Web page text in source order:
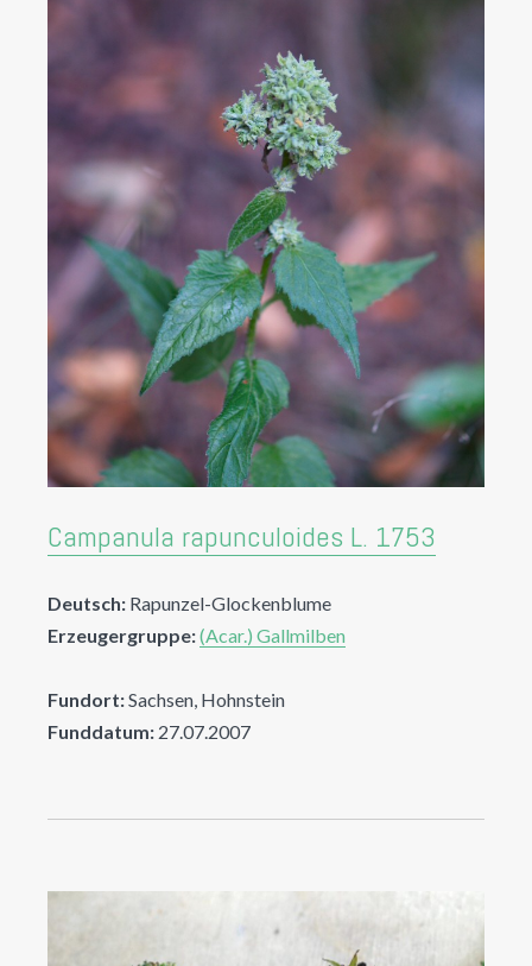
Campanula rapunculoides L. 1753
Deutsch: Rapunzel-Glockenblume
Erzeugergruppe:(Acar.) Gallmilben
Fundort:Sachsen, Hohnstein
Funddatum: 27.07.2007